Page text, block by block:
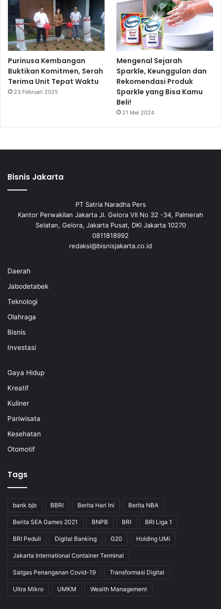
Purinusa Kembangan
Buktikan Komitmen, Serah
Terima Unit Tepat Waktu
23 Februari 2025
Mengenal Sejarah
Sparkle, Keunggulan dan
Rekomendasi Produk
Sparkle yang Bisa Kamu
Beli!
21 Mei 2024
Bisnis Jakarta
PT Satria Naradha Pers
Kantor Perwakilan Jakarta Jl. Gelora VII No 32 -34, Palmerah
Selatan, Gelora, Jakarta Pusat, DKI Jakarta 10270
0811818992
redaksi@bisnisjakarta.co.id
Daerah
Jabodetabek
Teknologi
Olahraga
Bisnis
Investasi
Gaya Hidup
Kreatif
Kuliner
Pariwisata
Kesehatan
Otomotif
Tags
bank bjb BBRI Berita Hari Ini Berita NBA
Berita SEA Games 2021 BNPB BRI BRI Liga 1
BRI Peduli Digital Banking G20 Holding UMi
Jakarta International Container Terminal
Satgas Penanganan Covid-19 Transformasi Digital
Ultra Mikro UMKM Wealth Management